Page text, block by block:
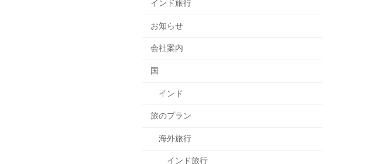
インド旅行
お知らせ
会社案内
国
インド
旅のプラン
海外旅行
インド旅行